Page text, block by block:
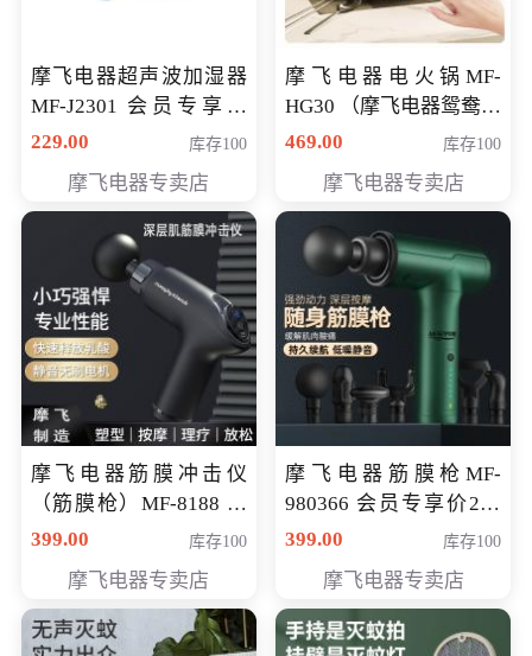
摩飞电器超声波加湿器
MF-J2301 会员专享价
168元
229.00 库存100
摩飞电器专卖店
摩飞电器电火锅MF-
HG30 （摩飞电器鸳鸯锅
MF-HG30 ） 会员专享价
469.00 库存100
摩飞电器专卖店
摩飞电器筋膜冲击仪
（筋膜枪）MF-8188 会
员专享价268元
399.00 库存100
摩飞电器专卖店
摩飞电器筋膜枪MF-
980366 会员专享价299
元
399.00 库存100
摩飞电器专卖店